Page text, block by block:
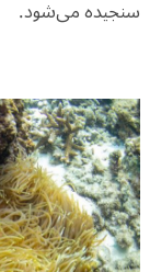
سنجیده می‌شود.